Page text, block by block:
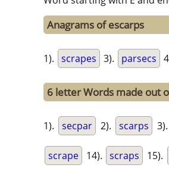
Anagrams of escarps
1). scrapes 3). parsecs
6 letter Words made out
1). secpar 2). scarps 3).
scrape 14). scraps 15).